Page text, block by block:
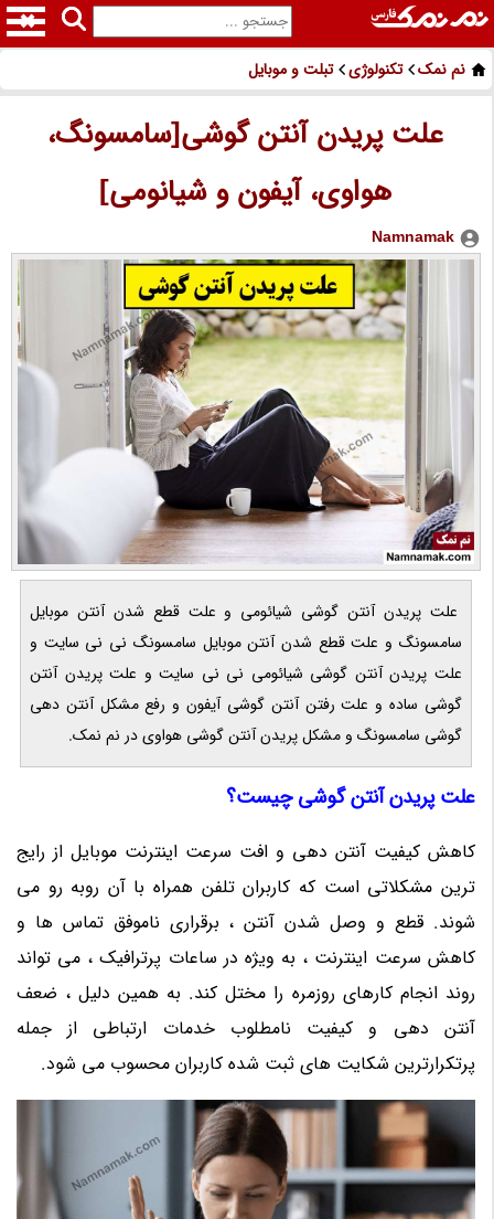
نم نمک تکنولوژی تبلت و موبایل
علت پریدن آنتن گوشی[سامسونگ،
هواوی، آیفون و شیانومی]
Namnamak
علت پریدن آنتن گوشی شیائومی و علت قطع شدن آنتن موبایل
سامسونگ و علت قطع شدن آنتن موبایل سامسونگ نی نی سایت و
علت پریدن آنتن گوشی شیائومی نی نی سایت و علت پریدن آنتن
گوشی ساده و علت رفتن آنتن گوشی آیفون و رفع مشکل آنتن دهی
گوشی سامسونگ و مشکل پریدن آنتن گوشی هواوی در نم نمک.
علت پریدن آنتن گوشی چیست؟
کاهش کیفیت آنتن دهی و افت سرعت اینترنت موبایل از رایج
ترین مشکلاتی است که کاربران تلفن همراه با آن روبه رو می
شوند. قطع و وصل شدن آنتن ، برقراری ناموفق تماس ها و
کاهش سرعت اینترنت ، به ویژه در ساعات پرترافیک ، می تواند
روند انجام کارهای روزمره را مختل کند. به همین دلیل ، ضعف
آنتن دهی و کیفیت نامطلوب خدمات ارتباطی از جمله
پرتکرارترین شکایت های ثبت شده کاربران محسوب می شود.